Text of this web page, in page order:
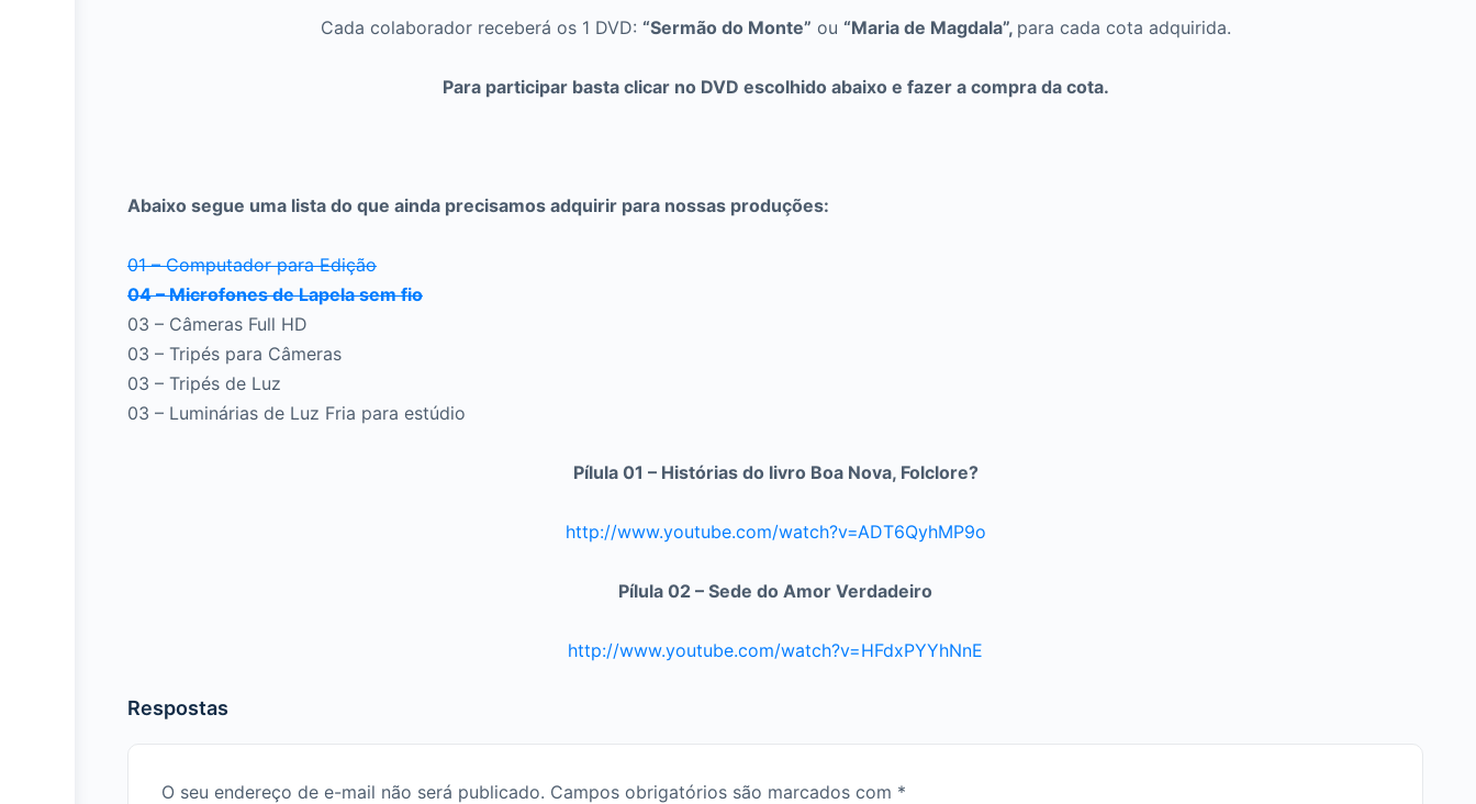
Cada colaborador receberá os 1 DVD: “Sermão do Monte” ou “Maria de Magdala”, para cada cota adquirida.
Para participar basta clicar no DVD escolhido abaixo e fazer a compra da cota.
Abaixo segue uma lista do que ainda precisamos adquirir para nossas produções:
01 – Computador para Edição
04 – Microfones de Lapela sem fio
03 – Câmeras Full HD
03 – Tripés para Câmeras
03 – Tripés de Luz
03 – Luminárias de Luz Fria para estúdio
Pílula 01 – Histórias do livro Boa Nova, Folclore?
http://www.youtube.com/watch?v=ADT6QyhMP9o
Pílula 02 – Sede do Amor Verdadeiro
http://www.youtube.com/watch?v=HFdxPYYhNnE
Respostas
O seu endereço de e-mail não será publicado. Campos obrigatórios são marcados com *